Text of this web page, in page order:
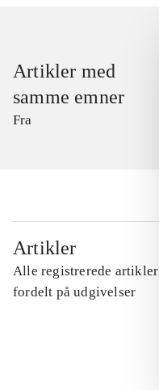
Artikler med
samme emner
Fra
Artikler
Alle registrerede artikler
fordelt på udgivelser